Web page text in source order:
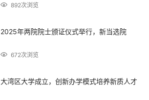
892次浏览
2025年两院院士颁证仪式举行，新当选院
672次浏览
大湾区大学成立，创新办学模式培养新质人才